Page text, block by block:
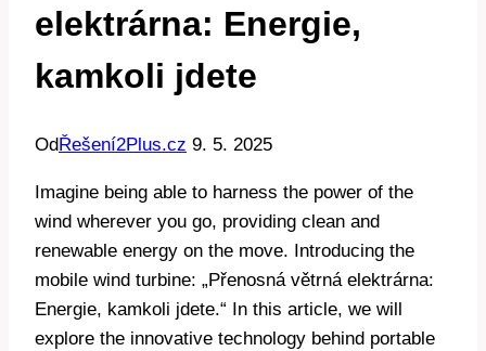
elektrárna: Energie,
kamkoli jdete
Od Řešení2Plus.cz 9. 5. 2025
Imagine being able to harness the power of the
wind wherever you go, providing clean and
renewable energy on the move. Introducing the
mobile wind turbine: „Přenosná větrná elektrárna:
Energie, kamkoli jdete.“ In this article, we will
explore the innovative technology behind portable